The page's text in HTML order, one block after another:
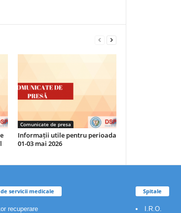
Comunicate de presa
Informații utile pentru perioada
01-03 mai 2026
servicii medicale
recuperare
Spitale
I.R.O.